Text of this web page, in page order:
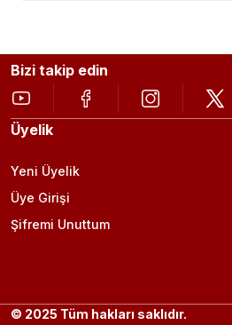
Bizi takip edin
Üyelik
Yeni Üyelik
Üye Girişi
Şifremi Unuttum
© 2025 Tüm hakları saklıdır.